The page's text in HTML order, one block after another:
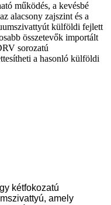
működés, a kevésbé
alacsony zajszint és a
külföldi fejlett
összetevők importált
sorozatú
a hasonló külföldi
kétfokozatú
amely